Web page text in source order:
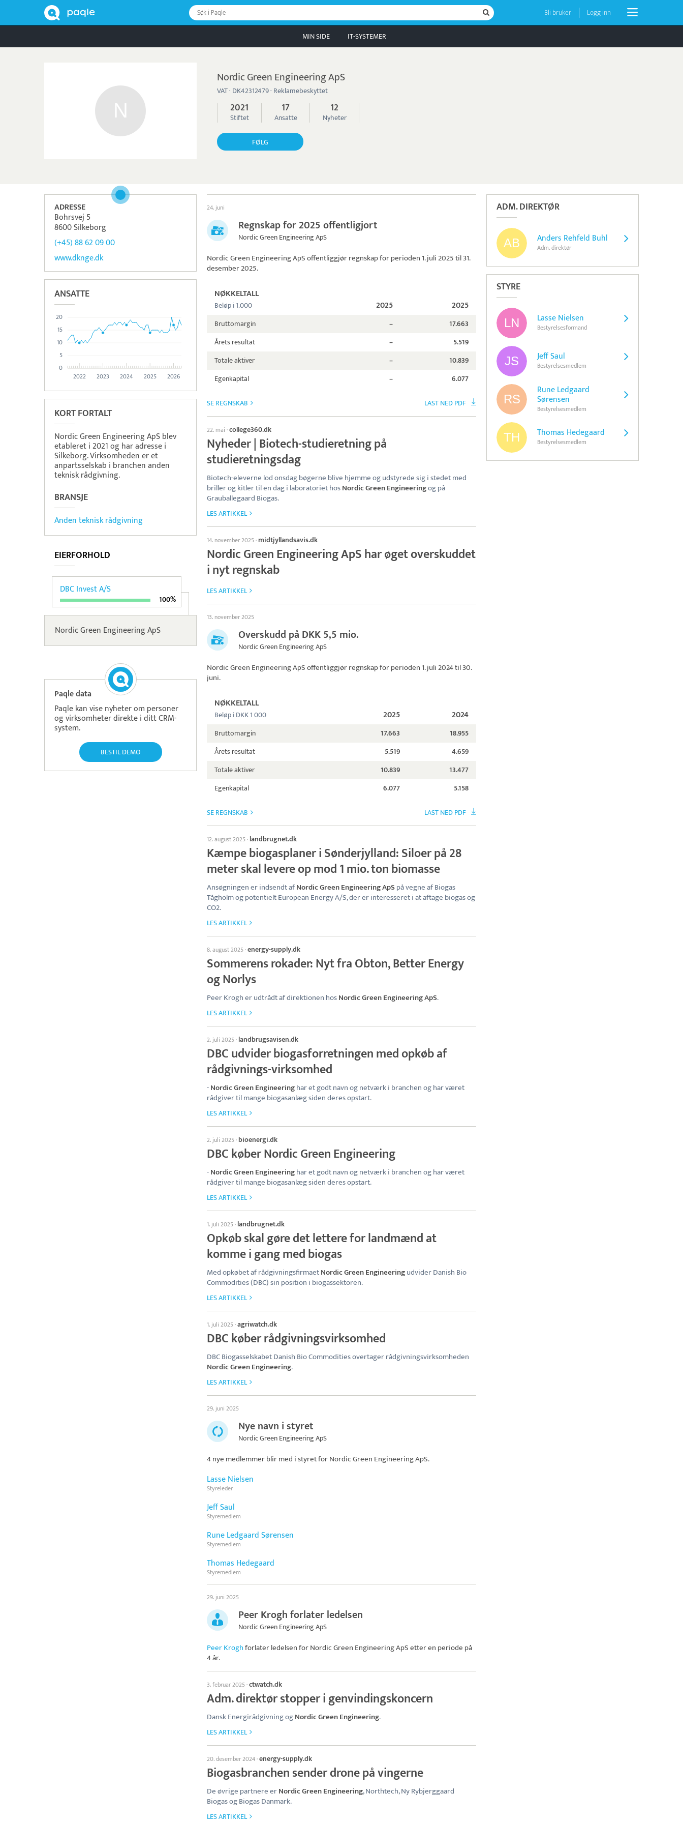
Bli bruker Logg inn
Søk i Paqle
MIN SIDE IT-SYSTEMER
Nordic Green Engineering ApS
VAT · DK42312479 · Reklamebeskyttet
2021
Stiftet
17
Ansatte
12
Nyheter
FØLG
ADM. DIREKTØR
Anders Rehfeld Buhl
Adm. direktør
STYRE
Lasse Nielsen
Bestyrelsesformand
Jeff Saul
Bestyrelsesmedlem
Rune Ledgaard
Sørensen
Bestyrelsesmedlem
Thomas Hedegaard
Bestyrelsesmedlem
ADRESSE
Bohrsvej 5
8600 Silkeborg
(+45) 88 62 09 00
www.dknge.dk
ANSATTE
2022 2023 2024 2025 2026
0
5
10
15
20
KORT FORTALT
Nordic Green Engineering ApS blev
etableret i 2021 og har adresse i
Silkeborg. Virksomheden er et
anpartsselskab i branchen anden
teknisk rådgivning.
BRANSJE
Anden teknisk rådgivning
EIERFORHOLD
DBC Invest A/S
100%
Nordic Green Engineering ApS
Paqle data
Paqle kan vise nyheter om personer
og virksomheter direkte i ditt CRM-
system.
BESTIL DEMO
24. juni
Regnskap for 2025 offentligjort
Nordic Green Engineering ApS
Nordic Green Engineering ApSoffentliggjør regnskap for perioden 1. juli 2025 til 31.
desember 2025.
NØKKELTALL
Beløp i 1.000 2025 2025
Bruttomargin –
17.663
Årets resultat
–
5.519
Totale aktiver
–
10.839
Egenkapital
– 6.077
SE REGNSKAB LAST NED PDF
22. mai ·college360.dk
Nyheder | Biotech-studieretning på
studieretningsdag
Biotech-eleverne lod onsdag bøgerne blive hjemme og udstyrede sig i stedet med
briller og kitler til en dag i laboratoriet hosNordic Green Engineeringog på
Grauballegaard Biogas.
LES ARTIKKEL
14. november 2025· midtjyllandsavis.dk
Nordic Green Engineering ApS har øget overskuddet
i nyt regnskab
LES ARTIKKEL
13. november 2025
Overskudd på DKK 5,5 mio.
Nordic Green Engineering ApS
Nordic Green Engineering ApSoffentliggjør regnskap for perioden 1. juli 2024 til 30.
juni.
NØKKELTALL
Beløp i DKK 1 000 2025 2024
Bruttomargin 17.663
18.955
Årets resultat
5.519
4.659
Totale aktiver
10.839
13.477
Egenkapital
6.077 5.158
SE REGNSKAB LAST NED PDF
12. august 2025· landbrugnet.dk
Kæmpe biogasplaner i Sønderjylland: Siloer på 28
meter skal levere op mod 1 mio. ton biomasse
Ansøgningen er indsendt afNordic Green Engineering ApSpå vegne af Biogas
Tågholm og potentielt European Energy A/S, der er interesseret i at aftage biogas og
CO2.
LES ARTIKKEL
8. august 2025·energy-supply.dk
Sommerens rokader: Nyt fra Obton, Better Energy
og Norlys
Peer Krogh er udtrådt af direktionen hosNordic Green Engineering ApS.
LES ARTIKKEL
2. juli 2025· landbrugsavisen.dk
DBC udvider biogasforretningen med opkøb af
rådgivnings-virksomhed
-Nordic Green Engineeringhar et godt navn og netværk i branchen og har været
rådgiver til mange biogasanlæg siden deres opstart.
LES ARTIKKEL
2. juli 2025· bioenergi.dk
DBC køber Nordic Green Engineering
-Nordic Green Engineeringhar et godt navn og netværk i branchen og har været
rådgiver til mange biogasanlæg siden deres opstart.
LES ARTIKKEL
1. juli 2025· landbrugnet.dk
Opkøb skal gøre det lettere for landmænd at
komme i gang med biogas
Med opkøbet af rådgivningsfirmaetNordic Green Engineeringudvider Danish Bio
Commodities (DBC) sin position i biogassektoren.
LES ARTIKKEL
1. juli 2025·agriwatch.dk
DBC køber rådgivningsvirksomhed
DBC Biogasselskabet Danish Bio Commodities overtager rådgivningsvirksomheden
Nordic Green Engineering.
LES ARTIKKEL
29. juni 2025
Nye navn i styret
Nordic Green Engineering ApS
4 nye medlemmer blir med i styret forNordic Green Engineering ApS.
Lasse Nielsen
Styreleder
Jeff Saul
Styremedlem
Rune Ledgaard Sørensen
Styremedlem
Thomas Hedegaard
Styremedlem
29. juni 2025
Peer Krogh forlater ledelsen
Nordic Green Engineering ApS
Peer Kroghforlater ledelsen forNordic Green Engineering ApSetter en periode på
4 år.
3. februar 2025·ctwatch.dk
Adm. direktør stopper i genvindingskoncern
Dansk Energirådgivning ogNordic Green Engineering.
LES ARTIKKEL
20. desember 2024·energy-supply.dk
Biogasbranchen sender drone på vingerne
De øvrige partnere erNordic Green Engineering, Northtech, Ny Rybjerggaard
Biogas og Biogas Danmark.
LES ARTIKKEL